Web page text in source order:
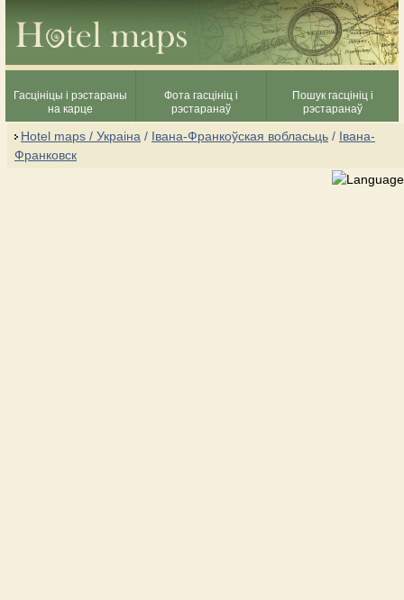
Гасцініцы і рэстараны
на карце
Фота гасцініц і
рэстаранаў
Пошук гасцініц і
рэстаранаў
Hotel maps / Украіна / Івана-Франкоўская вобласьць / Івана-
Франковск